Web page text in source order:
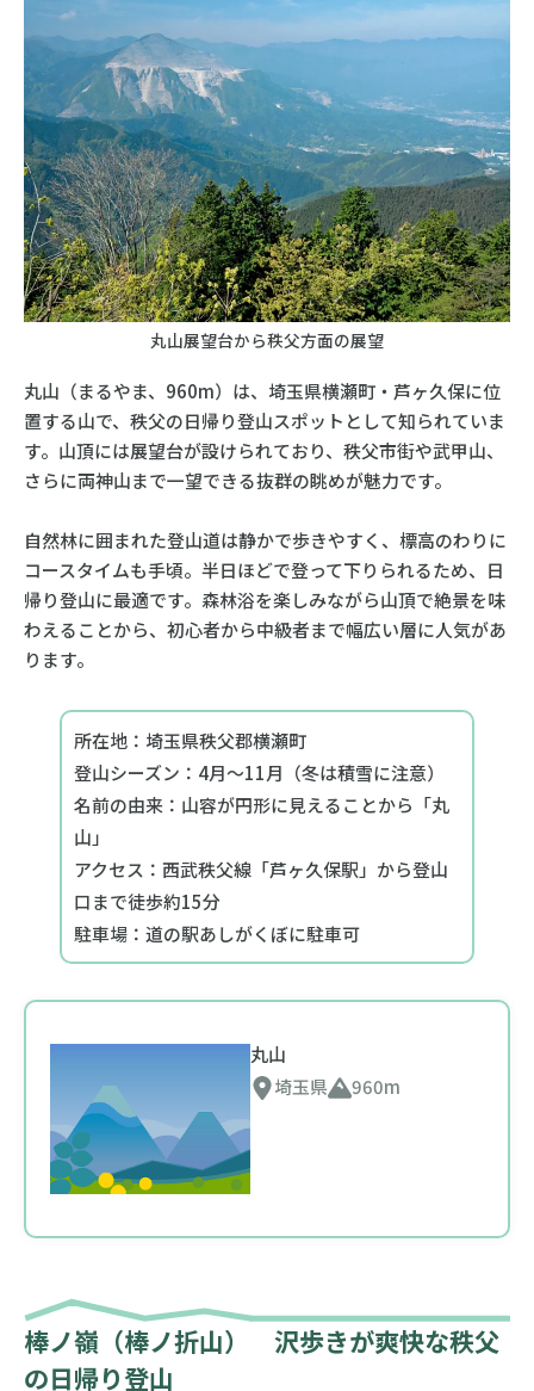
丸山展望台から秩父方面の展望
丸山（まるやま、960m）は、埼玉県横瀬町・芦ヶ久保に位
置する山で、秩父の日帰り登山スポットとして知られていま
す。山頂には展望台が設けられており、秩父市街や武甲山、
さらに両神山まで一望できる抜群の眺めが魅力です。
自然林に囲まれた登山道は静かで歩きやすく、標高のわりに
コースタイムも手頃。半日ほどで登って下りられるため、日
帰り登山に最適です。森林浴を楽しみながら山頂で絶景を味
わえることから、初心者から中級者まで幅広い層に人気があ
ります。
所在地：埼玉県秩父郡横瀬町
登山シーズン：4月〜11月（冬は積雪に注意）
名前の由来：山容が円形に見えることから「丸
山」
アクセス：西武秩父線「芦ヶ久保駅」から登山
口まで徒歩約15分
駐車場：道の駅あしがくぼに駐車可
丸山
埼玉県
960m
棒ノ嶺（棒ノ折山） 沢歩きが爽快な秩父
の日帰り登山